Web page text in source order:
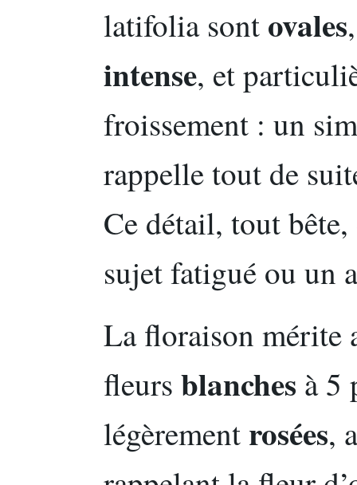
latifolia sont ovales
intense, et
froissement : un
rappelle tout de
Ce détail, tout
sujet fatigué ou un
La floraison mérite
fleurs blanches à 5
légèrement rosées,